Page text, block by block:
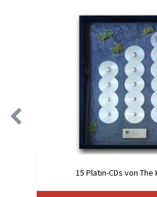
15 Platin-CDs von The